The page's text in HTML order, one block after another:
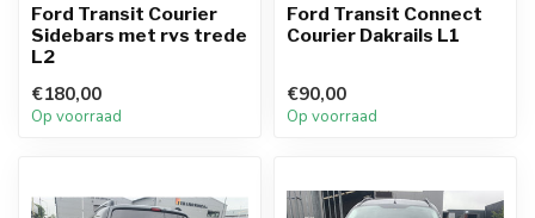
Ford Transit Courier
Sidebars met rvs trede
L2
€180,00
Op voorraad
Ford Transit Connect
Courier Dakrails L1
€90,00
Op voorraad